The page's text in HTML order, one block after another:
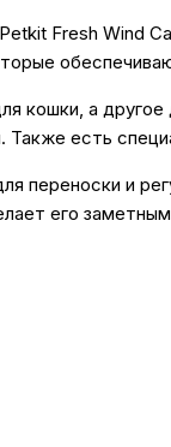
Fresh Wind
кошки, а
есть
переноски и
его